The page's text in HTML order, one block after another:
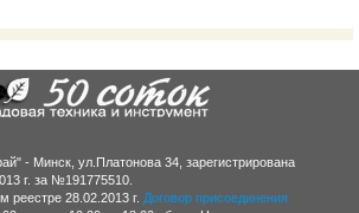
- Минск, ул.Платонова 34, зарегистрирована
г. за №191775510.
реестре 28.02.2013 г. Договор присоединения